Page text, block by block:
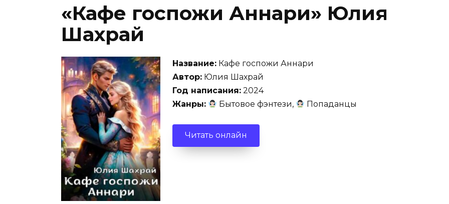
«Кафе госпожи Аннари» Юлия
Шахрай
Название: Кафе госпожи Аннари
Автор: Юлия Шахрай
Год написания: 2024
Жанры:
Бытовое фэнтези, Попаданцы
Читать онлайн